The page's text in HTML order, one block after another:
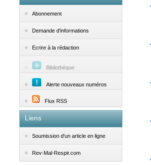
Abonnement
Demande d'informations
Ecrire à la rédaction
Bibliothèque
Alerte nouveaux numéros
Flux RSS
Liens
Soumission d'un article en ligne
Rev-Mal-Respir.com